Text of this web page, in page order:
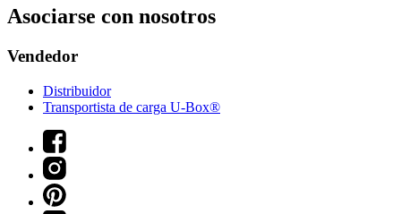
Asociarse con nosotros
Vendedor
Distribuidor
Transportista de carga U-Box®